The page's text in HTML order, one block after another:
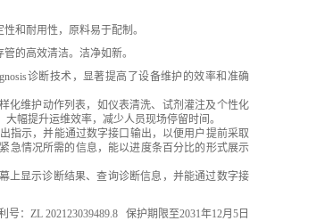
和耐用性，原料易于配制。
的高效清洁。洁净如新。
诊断技术，显著提高了设备维护的效率和准确
化维护动作列表，如仪表清洗、试剂灌注及个性化
幅提升运维效率，减少人员现场停留时间。
指示，并能通过数字接口输出，以便用户提前采取
急情况所需的信息，能以进度条百分比的形式展示
上显示诊断结果、查询诊断信息，并能通过数字接
：ZL 202123039489.8 保护期限至2031年12月5日